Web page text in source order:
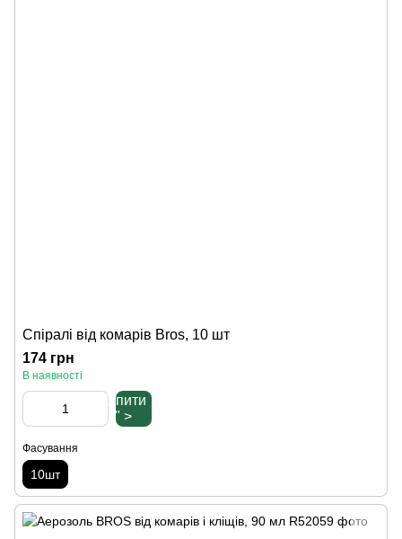
Спіралі від комарів Bros, 10 шт
174 грн
В наявності
Купити
" >
Фасування
10шт